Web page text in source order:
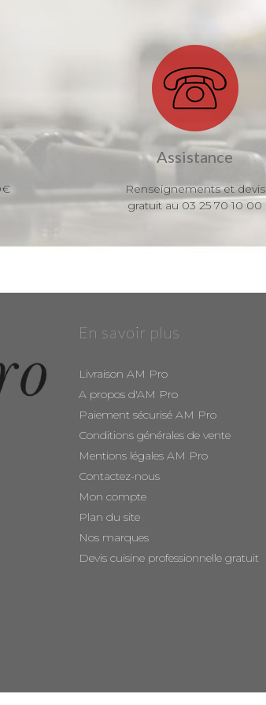
Assistance
Renseignements et devis
gratuit au 03 25 70 10 00
En savoir plus
Livraison AM Pro
A propos d'AM Pro
Paiement sécurisé AM Pro
Conditions générales de vente
Mentions légales AM Pro
Contactez-nous
Mon compte
Plan du site
Nos marques
Devis cuisine professionnelle gratuit